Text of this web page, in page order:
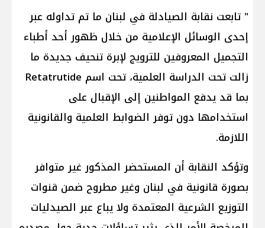
" تابعت نقابة الصيادلة في لبنان ما تم تداوله عبر
إحدى الوسائل الإعلامية من خلال ظهور أحد أطباء
التجميل المعروفين للترويج لإبرة تنحيف جديدة ما
زالت تحت الدراسة العلمية، تحت اسم Retatrutide
بما قد يدفع المواطنين إلى الإقبال على
استخدامها دون توفر الضوابط العلمية والقانونية
اللازمة.
وتؤكد النقابة أن المستحضر المذكور غير متوافر
بصورة قانونية في لبنان وغير مطروح ضمن قنوات
التوزيع الشرعية المعتمدة ولا يباع عبر الصيدليات